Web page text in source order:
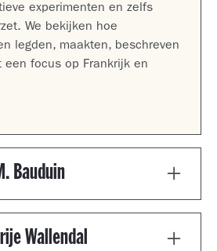
experimenten en zelfs
We bekijken hoe
legden, maakten, beschreven
een focus op Frankrijk en
Bauduin
in kunst en cultuur van
Bauduin, UD aan de
Wallendal